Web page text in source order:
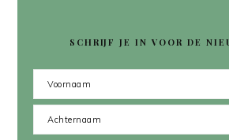
SCHRIJF JE IN VOOR DE